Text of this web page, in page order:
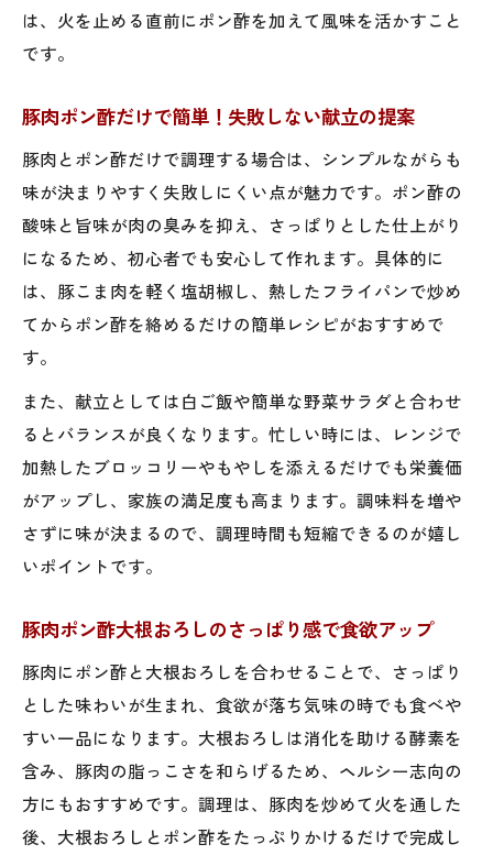
は、火を止める直前にポン酢を加えて風味を活かすこと
です。
豚肉ポン酢だけで簡単！失敗しない献立の提案
豚肉とポン酢だけで調理する場合は、シンプルながらも
味が決まりやすく失敗しにくい点が魅力です。ポン酢の
酸味と旨味が肉の臭みを抑え、さっぱりとした仕上がり
になるため、初心者でも安心して作れます。具体的に
は、豚こま肉を軽く塩胡椒し、熱したフライパンで炒め
てからポン酢を絡めるだけの簡単レシピがおすすめで
す。
また、献立としては白ご飯や簡単な野菜サラダと合わせ
るとバランスが良くなります。忙しい時には、レンジで
加熱したブロッコリーやもやしを添えるだけでも栄養価
がアップし、家族の満足度も高まります。調味料を増や
さずに味が決まるので、調理時間も短縮できるのが嬉し
いポイントです。
豚肉ポン酢大根おろしのさっぱり感で食欲アップ
豚肉にポン酢と大根おろしを合わせることで、さっぱり
とした味わいが生まれ、食欲が落ち気味の時でも食べや
すい一品になります。大根おろしは消化を助ける酵素を
含み、豚肉の脂っこさを和らげるため、ヘルシー志向の
方にもおすすめです。調理は、豚肉を炒めて火を通した
後、大根おろしとポン酢をたっぷりかけるだけで完成し